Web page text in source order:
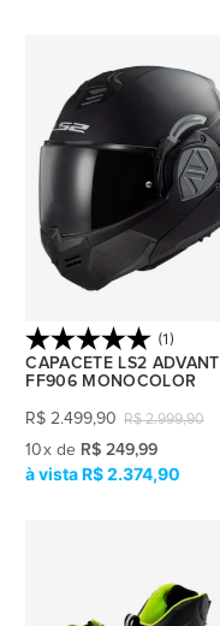
(1)
CAPACETE LS2 ADVANT
FF906 MONOCOLOR
R$ 2.999,90
R$ 2.499,90
10x de R$ 249,99
R$ 2.374,90